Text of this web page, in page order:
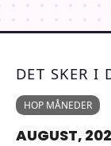
DET SKER I
HOP MÅNEDER
AUGUST,